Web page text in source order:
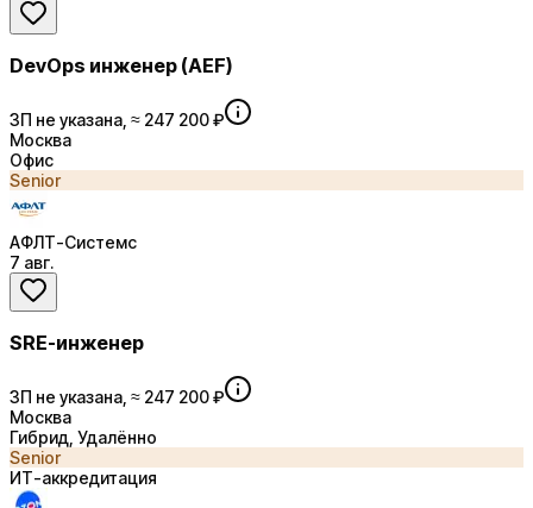
DevOps инженер (AEF)
ЗП не указана, ≈ 247 200 ₽
Москва
Офис
Senior
АФЛТ-Системс
7 авг.
SRE-инженер
ЗП не указана, ≈ 247 200 ₽
Москва
Гибрид, Удалённо
Senior
ИТ-аккредитация